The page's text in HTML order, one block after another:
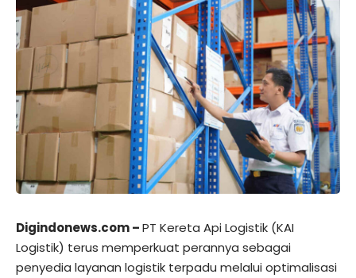
Digindonews.com –PT Kereta Api Logistik (KAI
Logistik) terus memperkuat perannya sebagai
penyedia layanan logistik terpadu melalui optimalisasi